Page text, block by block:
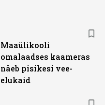
Maaülikooli
omalaadses kaameras
näeb pisikesi vee-
elukaid